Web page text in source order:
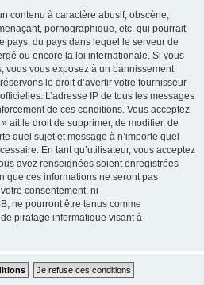
contenu à caractère abusif, obscène,
pornographique, etc. qui pourrait
pays, du pays dans lequel le serveur de
ou encore la loi internationale. Si vous
vous vous exposez à un bannissement
le droit d’avertir votre fournisseur
L’adresse IP de tous les messages
de ces conditions. Vous acceptez
ait le droit de supprimer, de modifier, de
quel sujet et message à n’importe quel
En tant qu’utilisateur, vous acceptez
avez renseignées soient enregistrées
que ces informations ne seront pas
consentement, ni
ne pourront être tenus comme
piratage informatique visant à